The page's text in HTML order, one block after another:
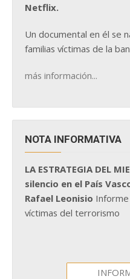
Netflix.
Un documental en él se
familias víctimas de la
más información...
NOTA INFORMATIVA
LA ESTRATEGIA DEL
silencio en el País
Rafael Leonisio
víctimas del terrorismo